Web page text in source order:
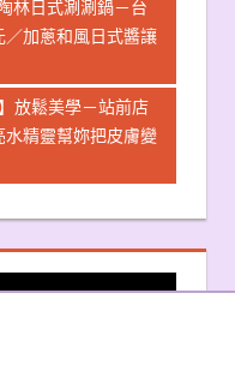
林日式涮涮鍋－台
加蔥和風日式醬讓
放鬆美學－站前店
精靈幫妳把皮膚變